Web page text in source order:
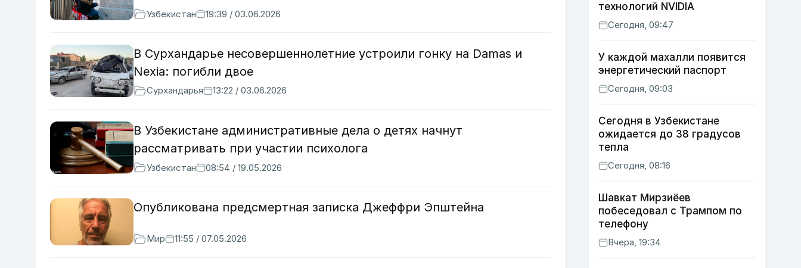
Узбекистан 19:39 / 03.06.2026
В Сурхандарье несовершеннолетние устроили гонку на Damas и
Nexia: погибли двое
Сурхандарья 13:22 / 03.06.2026
В Узбекистане административные дела о детях начнут
рассматривать при участии психолога
Узбекистан 08:54 / 19.05.2026
Опубликована предсмертная записка Джеффри Эпштейна
Мир 11:55 / 07.05.2026
технологий NVIDIA
Сегодня, 09:47
У каждой махалли появится
энергетический паспорт
Сегодня, 09:03
Сегодня в Узбекистане
ожидается до 38 градусов
тепла
Сегодня, 08:16
Шавкат Мирзиёев
побеседовал с Трампом по
телефону
Вчера, 19:34